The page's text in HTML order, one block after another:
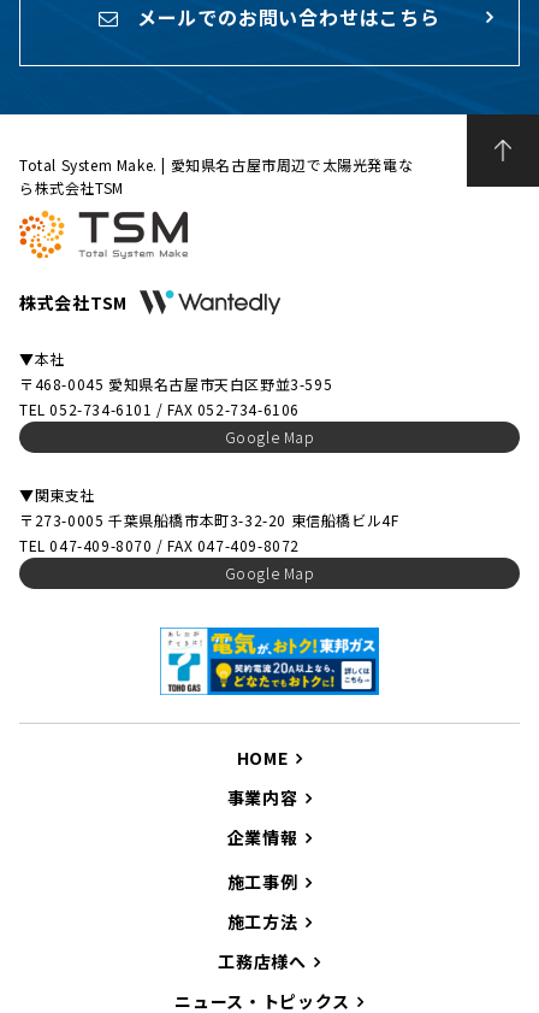
メールでのお問い合わせはこちら
Total System Make. | 愛知県名古屋市周辺で太陽光発電な
ら株式会社TSM
株式会社TSM
▼本社
〒468-0045 愛知県名古屋市天白区野並3-595
TEL 052-734-6101 / FAX 052-734-6106
Google Map
▼関東支社
〒273-0005 千葉県船橋市本町3-32-20 東信船橋ビル4F
TEL 047-409-8070 / FAX 047-409-8072
Google Map
HOME
事業内容
企業情報
施工事例
施工方法
工務店様へ
ニュース・トピックス